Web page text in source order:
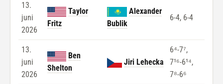
13.
juni
2026
Taylor
Fritz
Alexander
Bublik
6-4, 6-4
13.
juni
2026
Ben
Shelton
Jiri Lehecka
6⁴-7⁷,
7¹⁶-6¹⁴,
7⁸-6⁶